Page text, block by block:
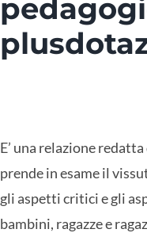
E’ una relazione
prende in esame il
gli aspetti critici e gli
bambini, ragazze e